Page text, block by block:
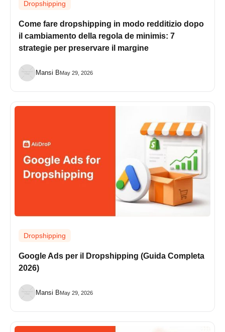
Dropshipping
Come fare dropshipping in modo redditizio dopo
il cambiamento della regola de minimis: 7
strategie per preservare il margine
Mansi BMay 29, 2026
Dropshipping
Google Ads per il Dropshipping (Guida Completa
2026)
Mansi BMay 29, 2026